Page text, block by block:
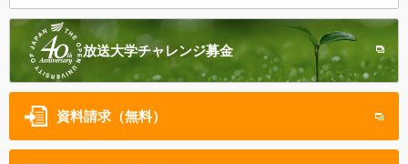
放送大学チャレンジ募金
資料請求（無料）